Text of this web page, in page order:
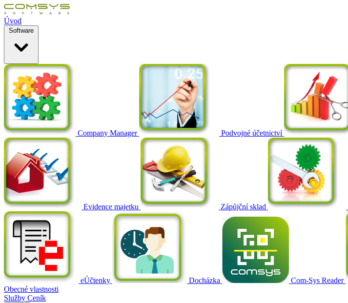
Úvod
Software
Company Manager Podvojné účetnictví
Evidence majetku Zápůjční sklad
eÚčtenky Docházka Com-Sys Reader
Obecné vlastnosti
Služby Ceník